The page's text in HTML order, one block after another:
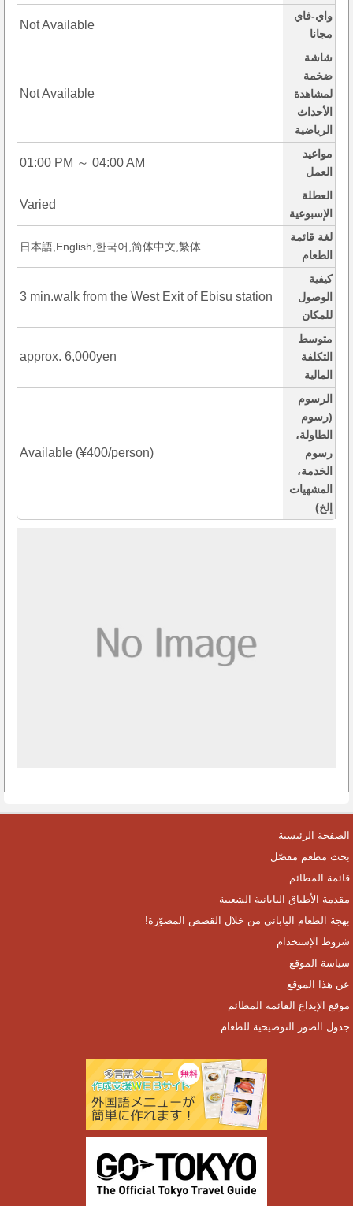
واي-فاي
مجانا
Not Available
شاشة
ضخمة
لمشاهدة
الأحداث
الرياضية
Not Available
مواعيد
العمل
01:00 PM ～ 04:00 AM
العطلة
الإسبوعية
Varied
لغة قائمة
الطعام
日本語,English,한국어,简体中文,繁体
كيفية
الوصول
للمكان
3 min.walk from the West Exit of Ebisu station
متوسط
التكلفة
المالية
approx. 6,000yen
الرسوم
(رسوم
الطاولة،
رسوم
الخدمة،
المشهيات
إلخ)
Available (¥400/person)
الصفحة الرئيسية
بحث مطعم مفصّل
قائمة المطائم
مقدمة الأطباق اليابانية الشعبية
بهجة الطعام الياباني من خلال القصص المصوّرة!
شروط الإستخدام
سياسة الموقع
عن هذا الموقع
موقع الإيداع القائمة المطائم
جدول الصور التوضيحية للطعام